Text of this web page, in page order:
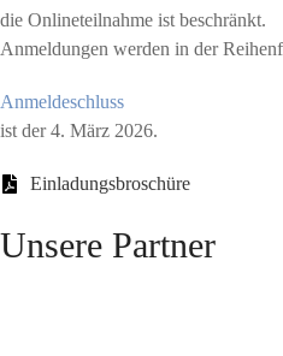
die Onlineteilnahme ist beschränkt.
Anmeldungen werden in der
Anmeldeschluss
ist der 4. März 2026.
Einladungsbroschüre
Unsere Partner